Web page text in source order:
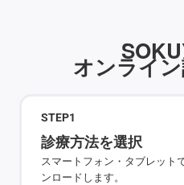
オンライ
STEP1
診療方法を選択
スマートフォン・タブレット
ンロードします。